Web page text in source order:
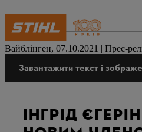
Преса
Вайблінген, 07.10.2021 | Прес-
Завантажити текст і
ІНГРІД